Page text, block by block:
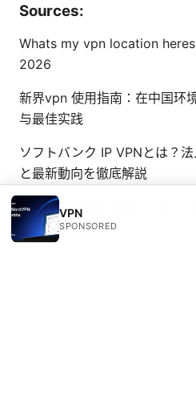
Sources:
Whats my vpn location
2026
新界vpn 使用指南：在中国环
与最佳实践
ソフトバンク IP VPNとは？
と最新動向を徹底解説
Nordvpn india server your
connecting
VPN
SPONSORED